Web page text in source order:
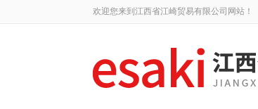
欢迎您来到江西省江崎贸易有限公司网站！